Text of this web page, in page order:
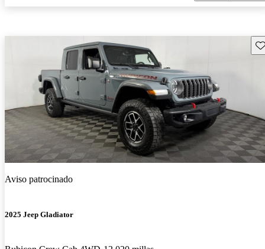
Aviso patrocinado
2025 Jeep Gladiator